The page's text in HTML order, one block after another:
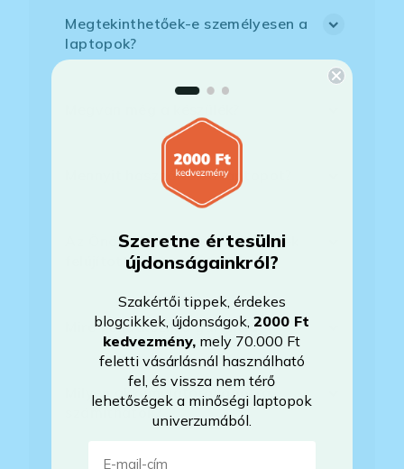
Megtekinthetőek-e személyesen a
laptopok?
Mennyit használták a laptopot?
Az Önök által értékesített gépek
felújítottak?
Mire vonatkozik a garancia?
Milyen akkumulátorállapotra
számíthatok?
Szeretne értesülni
újdonságainkról?
Szakértői tippek, érdekes
blogcikkek, újdonságok,2000 Ft
kedvezmény, mely 70.000 Ft
feletti vásárlásnál használható
fel, és vissza nem térő
lehetőségek a minőségi laptopok
univerzumából.